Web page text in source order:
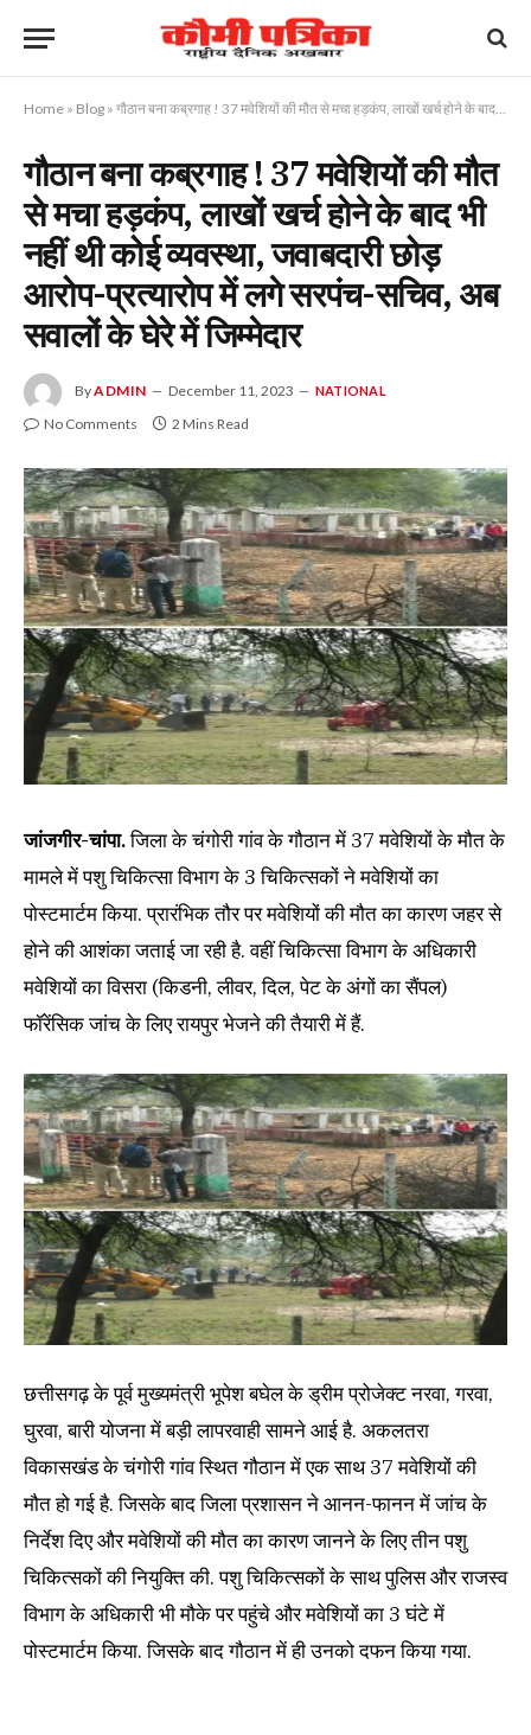
Home » Blog » गौठान बना कब्रगाह ! 37 मवेशियों की मौत से मचा हड़कंप, लाखों खर्च होने के बाद भी नहीं थी कोई व्यवस्था, जवाबदारी छोड़ आरोप-प्रत्यारोप में लगे सरपंच-सचिव, अब सवालों के घेरे में जिम्मेदार
गौठान बना कब्रगाह ! 37 मवेशियों की मौत
से मचा हड़कंप, लाखों खर्च होने के बाद भी
नहीं थी कोई व्यवस्था, जवाबदारी छोड़
आरोप-प्रत्यारोप में लगे सरपंच-सचिव, अब
सवालों के घेरे में जिम्मेदार
ByADMIN December 11, 2023 NATIONAL
No Comments 2 Mins Read
जांजगीर-चांपा.जिला के चंगोरी गांव के गौठान में 37 मवेशियों के मौत के
मामले में पशु चिकित्सा विभाग के 3 चिकित्सकों ने मवेशियों का
पोस्टमार्टम किया. प्रारंभिक तौर पर मवेशियों की मौत का कारण जहर से
होने की आशंका जताई जा रही है. वहीं चिकित्सा विभाग के अधिकारी
मवेशियों का विसरा (किडनी, लीवर, दिल, पेट के अंगों का सैंपल)
फॉरेंसिक जांच के लिए रायपुर भेजने की तैयारी में हैं.
छत्तीसगढ़ के पूर्व मुख्यमंत्री भूपेश बघेल के ड्रीम प्रोजेक्ट नरवा, गरवा,
घुरवा, बारी योजना में बड़ी लापरवाही सामने आई है. अकलतरा
विकासखंड के चंगोरी गांव स्थित गौठान में एक साथ 37 मवेशियों की
मौत हो गई है. जिसके बाद जिला प्रशासन ने आनन-फानन में जांच के
निर्देश दिए और मवेशियों की मौत का कारण जानने के लिए तीन पशु
चिकित्सकों की नियुक्ति की. पशु चिकित्सकों के साथ पुलिस और राजस्व
विभाग के अधिकारी भी मौके पर पहुंचे और मवेशियों का 3 घंटे में
पोस्टमार्टम किया. जिसके बाद गौठान में ही उनको दफन किया गया.